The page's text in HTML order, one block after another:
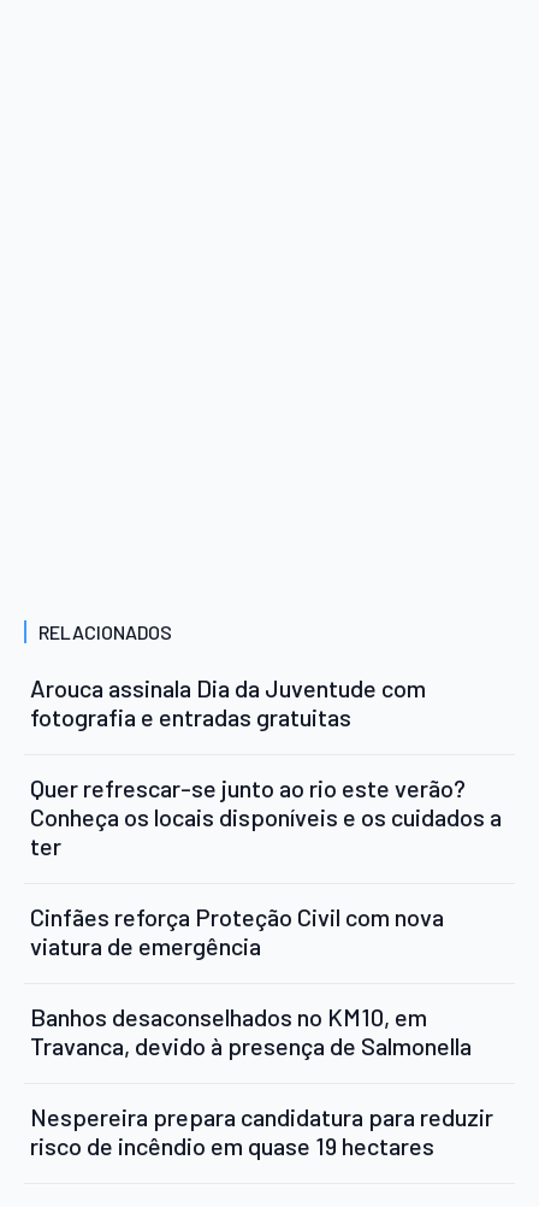
RELACIONADOS
Arouca assinala Dia da Juventude com
fotografia e entradas gratuitas
Quer refrescar-se junto ao rio este verão?
Conheça os locais disponíveis e os cuidados a
ter
Cinfães reforça Proteção Civil com nova
viatura de emergência
Banhos desaconselhados no KM10, em
Travanca, devido à presença de Salmonella
Nespereira prepara candidatura para reduzir
risco de incêndio em quase 19 hectares